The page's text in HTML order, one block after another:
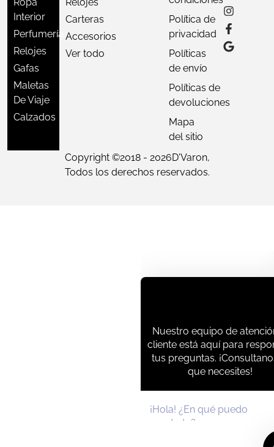
Interior
Perfumería
Relojes
Gafas
Maletas
De Viaje
Calzados
Carteras
Accesorios
Ver todo
Política de
privacidad
Políticas
de envío
Políticas de
devoluciones
Mapa
del sitio
Copyright ©2018 - 2026D'Varon,
Todos los derechos reservados.
¡Hola! ¿En qué puedo
ayudarte?